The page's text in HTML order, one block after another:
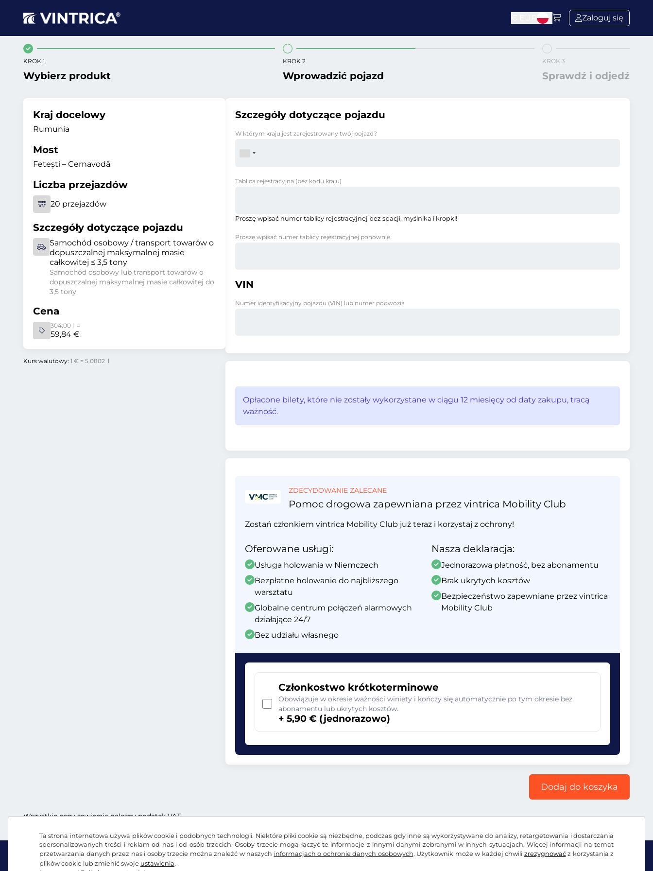
Ta strona internetowa używa plików cookie i podobnych technologii. Niektóre pliki cookie są niezbędne, podczas gdy inne są wykorzystywane do analizy, retargetowania i dostarczania
spersonalizowanych treści i reklam od nas i od osób trzecich. Osoby trzecie mogą łączyć te informacje z innymi danymi zebranymi w innych sytuacjach. Więcej informacji na temat
przetwarzania danych przez nas i osoby trzecie można znaleźć w naszych informacjach o ochronie danych osobowych. Użytkownik może w każdej chwili zrezygnowaćz korzystania z
plików cookie lub zmienić swoje ustawienia.
Zaloguj się
KROK 1
Wybierz produkt
KROK 2
Wprowadzić pojazd
KROK 3
Sprawdź i odjedź
Kraj docelowy
Rumunia
Most
Fetești – Cernavodă
Liczba przejazdów
20 przejazdów
Szczegóły dotyczące pojazdu
Samochód osobowy / transport towarów o
dopuszczalnej maksymalnej masie
całkowitej ≤ 3,5 tony
Samochód osobowy lub transport towarów o
dopuszczalnej maksymalnej masie całkowitej do
3,5 tony
Cena
304,00 l =
59,84 €
Kurs walutowy: 1 € = 5,0802 l
Szczegóły dotyczące pojazdu
W którym kraju jest zarejestrowany twój pojazd?
Tablica rejestracyjna (bez kodu kraju)
Proszę wpisać numer tablicy rejestracyjnej bez spacji, myślnika i kropki!
Proszę wpisać numer tablicy rejestracyjnej ponownie
VIN
Numer identyfikacyjny pojazdu (VIN) lub numer podwozia
Opłacone bilety, które nie zostały wykorzystane w ciągu 12 miesięcy od daty zakupu, tracą
ważność.
ZDECYDOWANIE ZALECANE
Pomoc drogowa zapewniana przez vintrica Mobility Club
Zostań członkiem vintrica Mobility Club już teraz i korzystaj z ochrony!
Oferowane usługi:
Usługa holowania w Niemczech
Bezpłatne holowanie do najbliższego
warsztatu
Globalne centrum połączeń alarmowych
działające 24/7
Bez udziału własnego
Nasza deklaracja:
Jednorazowa płatność, bez abonamentu
Brak ukrytych kosztów
Bezpieczeństwo zapewniane przez vintrica
Mobility Club
Członkostwo krótkoterminowe
Obowiązuje w okresie ważności winiety i kończy się automatycznie po tym okresie bez
abonamentu lub ukrytych kosztów.
+ 5,90 € (jednorazowo)
Dodaj do koszyka
Wszystkie ceny zawierają należny podatek VAT.